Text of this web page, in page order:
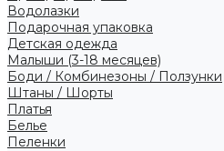
Водолазки
Подарочная упаковка
Детская одежда
Малыши (3-18 месяцев)
Боди / Комбинезоны / Ползунки
Штаны / Шорты
Платья
Белье
Пеленки